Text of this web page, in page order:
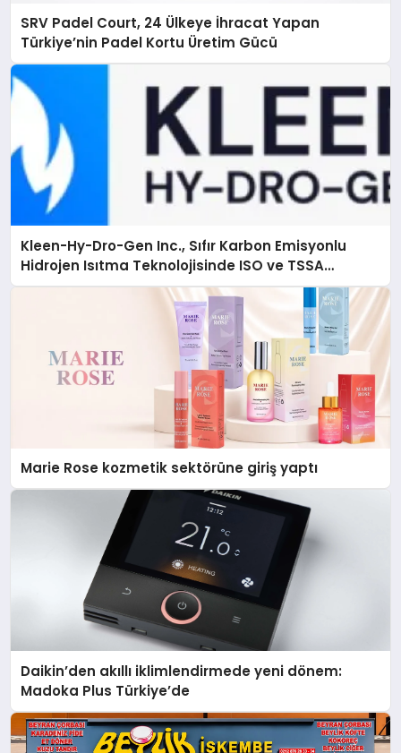
SRV Padel Court, 24 Ülkeye İhracat Yapan
Türkiye’nin Padel Kortu Üretim Gücü
Kleen-Hy-Dro-Gen Inc., Sıfır Karbon Emisyonlu
Hidrojen Isıtma Teknolojisinde ISO ve TSSA
Düzenleyici Onaylarını Aldı
Marie Rose kozmetik sektörüne giriş yaptı
Daikin’den akıllı iklimlendirmede yeni dönem:
Madoka Plus Türkiye’de